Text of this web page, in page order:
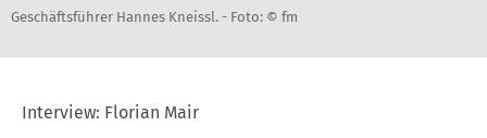
Geschäftsführer Hannes Kneissl. - Foto: © fm
Interview: Florian Mair